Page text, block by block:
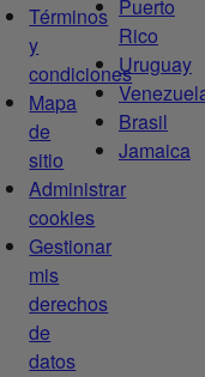
Términos
y
condiciones
Mapa
de
sitio
Administrar
cookies
Gestionar
mis
derechos
de
datos
Puerto
Rico
Uruguay
Brasil
Jamaica